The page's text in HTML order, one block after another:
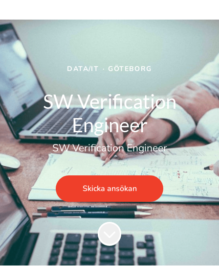
DATA/IT · GÖTEBORG
SW Verification
Engineer
SW Verification Engineer
Skicka ansökan